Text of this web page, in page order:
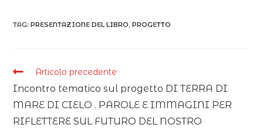
TAG:PRESENTAZIONE DEL LIBRO PROGETTO
Articolo precedente
Incontro tematico sul progetto DI TERRA DI
MARE DI CIELO . PAROLE E IMMAGINI PER
RIFLETTERE SUL FUTURO DEL NOSTRO